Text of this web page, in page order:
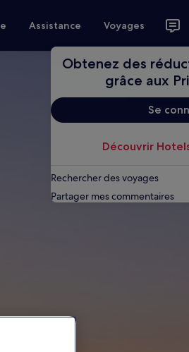
Assistance Voyages
Obtenez des
grâce aux
Se
Découvrir
Rechercher des voyages
Partager mes commentaires